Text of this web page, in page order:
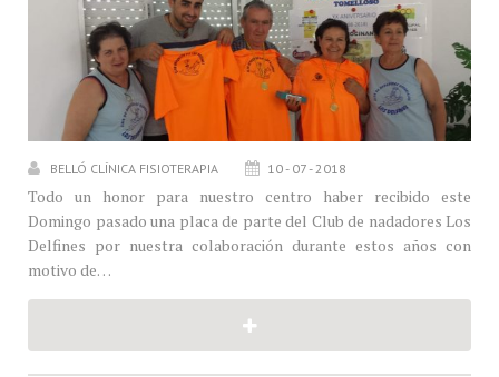
BELLÓ CLÍNICA FISIOTERAPIA 10 - 07 - 2018
Todo un honor para nuestro centro haber recibido este
Domingo pasado una placa de parte del Club de nadadores Los
Delfines por nuestra colaboración durante estos años con
motivo de…